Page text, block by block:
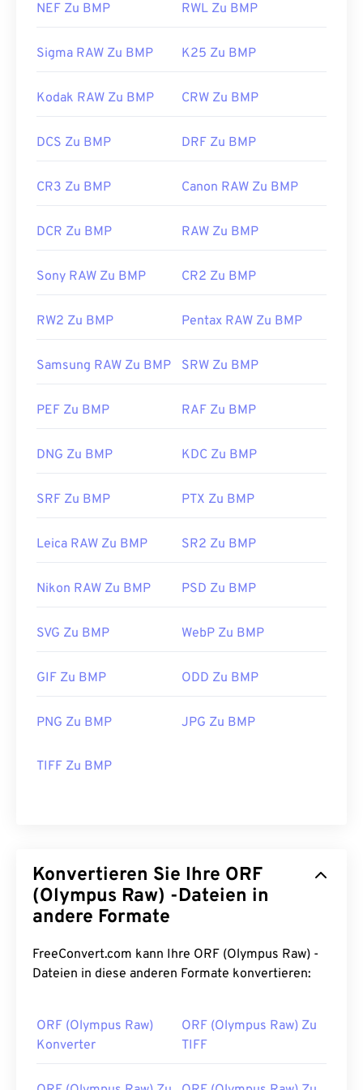
NEF Zu BMP RWL Zu BMP
Sigma RAW Zu BMP K25 Zu BMP
Kodak RAW Zu BMP CRW Zu BMP
DCS Zu BMP DRF Zu BMP
CR3 Zu BMP Canon RAW Zu BMP
DCR Zu BMP RAW Zu BMP
Sony RAW Zu BMP CR2 Zu BMP
RW2 Zu BMP Pentax RAW Zu BMP
Samsung RAW Zu BMP SRW Zu BMP
PEF Zu BMP RAF Zu BMP
DNG Zu BMP KDC Zu BMP
SRF Zu BMP PTX Zu BMP
Leica RAW Zu BMP SR2 Zu BMP
Nikon RAW Zu BMP PSD Zu BMP
SVG Zu BMP WebP Zu BMP
GIF Zu BMP ODD Zu BMP
PNG Zu BMP JPG Zu BMP
TIFF Zu BMP
Konvertieren Sie Ihre ORF
(Olympus Raw) -Dateien in
andere Formate
FreeConvert.com kann Ihre ORF (Olympus Raw) -
Dateien in diese anderen Formate konvertieren:
ORF (Olympus Raw)
Konverter
ORF (Olympus Raw) Zu
TIFF